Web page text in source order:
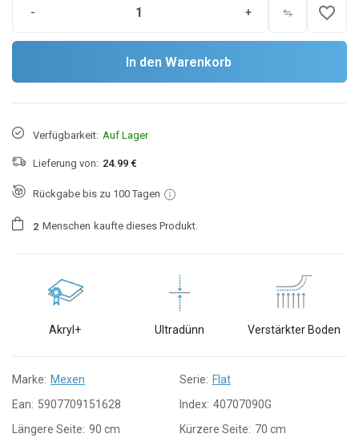
- + favorite_border
In den Warenkorb
Verfügbarkeit: Auf Lager
Lieferung von: 24.99 €
Rückgabe bis zu 100 Tagen
2 Menschen kaufte dieses Produkt.
Akryl+ Ultradünn Verstärkter Boden
Marke: Mexen Serie: Flat
Ean: 5907709151628 Index: 40707090G
Längere Seite: 90 cm Kürzere Seite: 70 cm